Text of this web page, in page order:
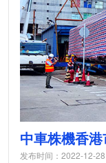
中車株機香
发布时间：2022-12-28